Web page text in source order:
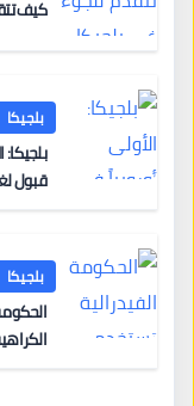
كيف
بلجيكا
بلجيكا